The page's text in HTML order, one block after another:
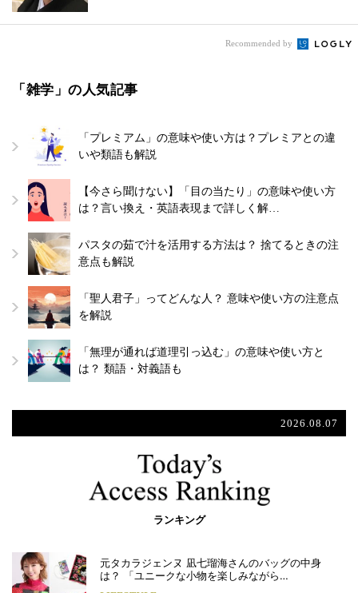
Recommended by
「雑学」の人気記事
「プレミアム」の意味や使い方は？プレミアとの違
いや類語も解説
【今さら聞けない】「目の当たり」の意味や使い方
は？言い換え・英語表現まで詳しく解…
パスタの茹で汁を活用する方法は？ 捨てるときの注
意点も解説
「聖人君子」ってどんな人？ 意味や使い方の注意点
を解説
「無理が通れば道理引っ込む」の意味や使い方と
は？ 類語・対義語も
2026.08.07
ランキング
元タカラジェンヌ 凪七瑠海さんのバッグの中身
は？ 「ユニークな小物を楽しみながら…